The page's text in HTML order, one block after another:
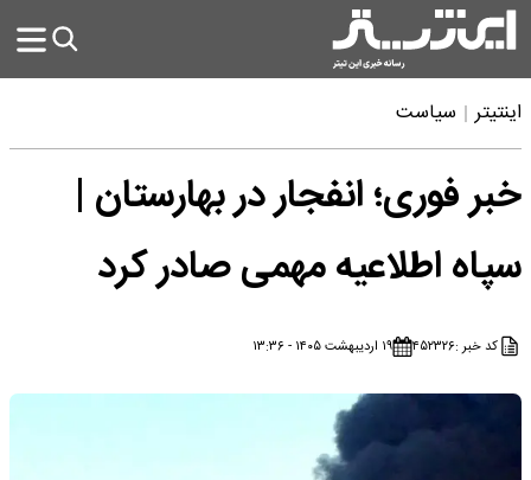
اینتیتر سیاست
خبر فوری؛ انفجار در بهارستان |
سپاه اطلاعیه مهمی صادر کرد
کد خبر :۴۵۲۳۲۶ ۱۹ اردیبهشت ۱۴۰۵ - ۱۳:۳۶